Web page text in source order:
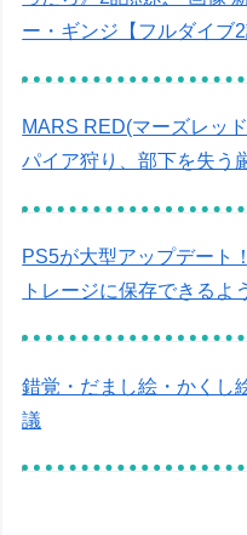
ー・ギンジ【フルダイブ2
MARS RED(マーズレッ
パイア狩り、部下を失う
PS5が大型アップデート
トレージに保存できるよ
錯覚・だまし絵・かくし
議